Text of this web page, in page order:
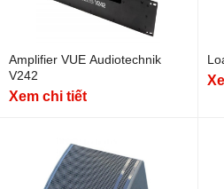
Amplifier VUE Audiotechnik
V242
Xem chi tiết